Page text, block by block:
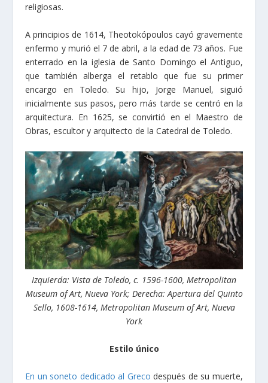
religiosas.
A principios de 1614, Theotokópoulos cayó gravemente
enfermo y murió el 7 de abril, a la edad de 73 años. Fue
enterrado en la iglesia de Santo Domingo el Antiguo,
que también alberga el retablo que fue su primer
encargo en Toledo. Su hijo, Jorge Manuel, siguió
inicialmente sus pasos, pero más tarde se centró en la
arquitectura. En 1625, se convirtió en el Maestro de
Obras, escultor y arquitecto de la Catedral de Toledo.
Izquierda: Vista de Toledo, c. 1596-1600, Metropolitan
Museum of Art, Nueva York; Derecha: Apertura del Quinto
Sello, 1608-1614, Metropolitan Museum of Art, Nueva
York
Estilo único
En un soneto dedicado al Greco después de su muerte,